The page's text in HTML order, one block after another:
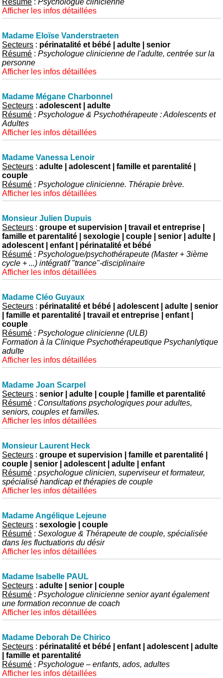
Résumé :Psychologue clinicienne
Afficher les infos détaillées
Madame Eloïse Vanderstraeten
Secteurs : périnatalité et bébé | adulte | senior
Résumé :Psychologue clinicienne de l'adulte, centrée sur la
personne
Afficher les infos détaillées
Madame Mégane Charbonnel
Secteurs :adolescent | adulte
Résumé :Psychologue & Psychothérapeute : Adolescents et
Adultes
Afficher les infos détaillées
Madame Vanessa Lenoir
Secteurs :adulte | adolescent | famille et parentalité |
couple
Résumé :Psychologue clinicienne. Thérapie brève.
Afficher les infos détaillées
Monsieur Julien Dupuis
Secteurs :groupe et supervision | travail et entreprise |
famille et parentalité | sexologie | couple | senior | adulte |
adolescent | enfant | périnatalité et bébé
Résumé :Psychologue/psychothérapeute (Master + 3ième
cycle + ...) intégratif "trance"-disciplinaire
Afficher les infos détaillées
Madame Cléo Guyaux
Secteurs : périnatalité et bébé | adolescent | adulte | senior
| famille et parentalité | travail et entreprise | enfant |
couple
Résumé :Psychologue clinicienne (ULB)
Formation à la Clinique Psychothérapeutique Psychanlytique
adulte
Afficher les infos détaillées
Madame Joan Scarpel
Secteurs :senior | adulte | couple | famille et parentalité
Résumé : Consultations psychologiques pour adultes,
seniors, couples et familles.
Afficher les infos détaillées
Monsieur Laurent Heck
Secteurs :groupe et supervision | famille et parentalité |
couple | senior | adolescent | adulte | enfant
Résumé :psychologue clinicien, superviseur et formateur,
spécialisé handicap et thérapies de couple
Afficher les infos détaillées
Madame Angélique Lejeune
Secteurs :sexologie | couple
Résumé :Sexologue & Thérapeute de couple, spécialisée
dans les fluctuations du désir
Afficher les infos détaillées
Madame Isabelle PAUL
Secteurs :adulte | senior | couple
Résumé :Psychologue clinicienne senior ayant également
une formation reconnue de coach
Afficher les infos détaillées
Madame Deborah De Chirico
Secteurs : périnatalité et bébé | enfant | adolescent | adulte
| famille et parentalité
Résumé :Psychologue – enfants, ados, adultes
Afficher les infos détaillées